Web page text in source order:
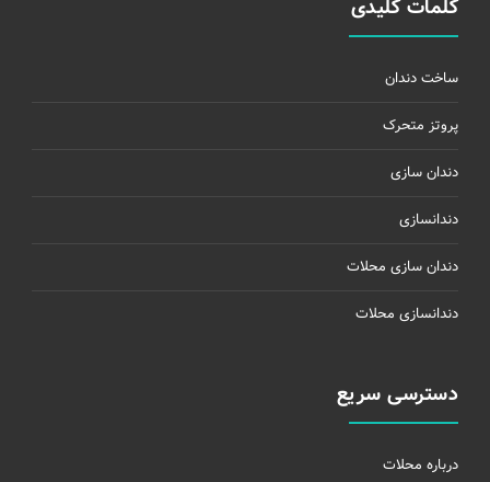
کلمات کلیدی
ساخت دندان
پروتز متحرک
دندان سازی
دندانسازی
دندان سازی محلات
دندانسازی محلات
دسترسی سریع
درباره محلات